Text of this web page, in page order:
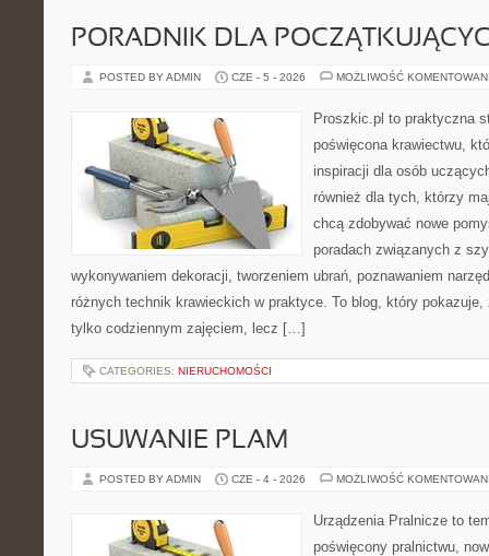
PORADNIK DLA
POSTED BY ADMIN CZE - 5 - 2026 MOŻLIWOŚĆ
Proszkic.pl to praktyczna
poświęcona krawiectwu,
inspiracji dla osób
również dla tych, którzy
chcą zdobywać nowe
poradach związanych z
wykonywaniem dekoracji, tworzeniem ubrań, poznawaniem
różnych technik krawieckich w praktyce. To blog, który
tylko codziennym zajęciem, lecz […]
CATEGORIES: NIERUCHOMOŚCI
USUWANIE PLAM
POSTED BY ADMIN CZE - 4 - 2026 MOŻLIWOŚĆ
Urządzenia Pralnicze to
poświęcony pralnictwu,